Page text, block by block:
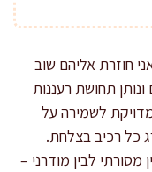
חוזרת אליהם שוב
תחושת רעננות
לשמירה על
כל רכיב בצלחת.
לבין מודרני –